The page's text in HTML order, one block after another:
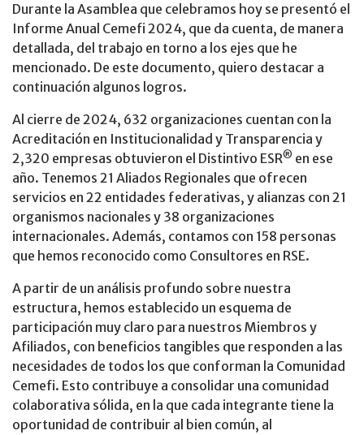
Durante la Asamblea que celebramos hoy se presentó el
Informe Anual Cemefi 2024, que da cuenta, de manera
detallada, del trabajo en torno a los ejes que he
mencionado. De este documento, quiero destacar a
continuación algunos logros.
Al cierre de 2024, 632 organizaciones cuentan con la
Acreditación en Institucionalidad y Transparencia y
2,320 empresas obtuvieron el Distintivo ESR® en ese
año. Tenemos 21 Aliados Regionales que ofrecen
servicios en 22 entidades federativas, y alianzas con 21
organismos nacionales y 38 organizaciones
internacionales. Además, contamos con 158 personas
que hemos reconocido como Consultores en RSE.
A partir de un análisis profundo sobre nuestra
estructura, hemos establecido un esquema de
participación muy claro para nuestros Miembros y
Afiliados, con beneficios tangibles que responden a las
necesidades de todos los que conforman la Comunidad
Cemefi. Esto contribuye a consolidar una comunidad
colaborativa sólida, en la que cada integrante tiene la
oportunidad de contribuir al bien común, al